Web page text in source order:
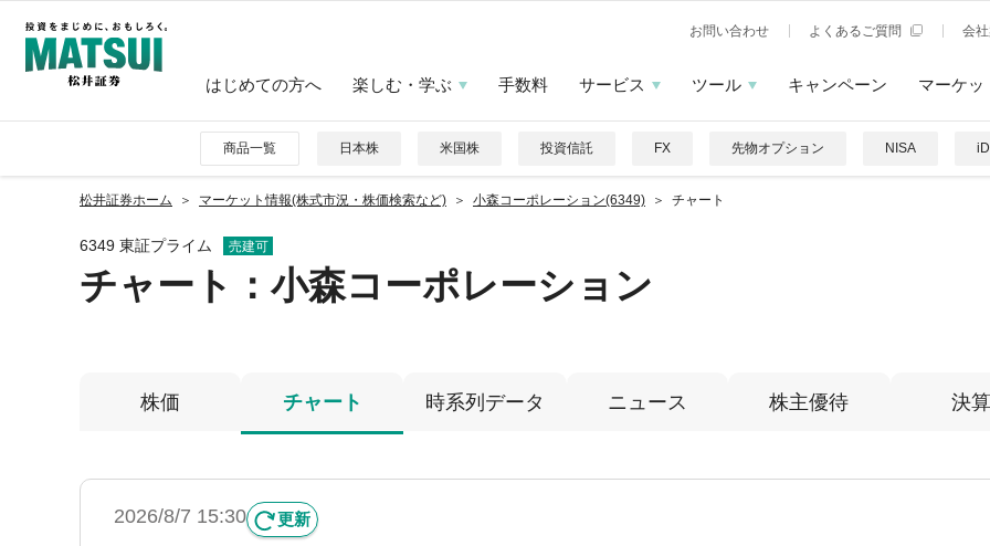
お問い合わせ よくあるご質問 会
はじめての方へ 楽しむ・学ぶ 手数料 サービス ツール キャンペーン マーケッ
商品一覧 日本株 米国株 投資信託 FX 先物オプション NISA
松井証券ホーム マーケット情報(株式市況・株価検索など) 小森コーポレーション(6349) チャート
6349 東証プライム 売建可
チャート：小森コーポレーション
株価 チャート 時系列データ ニュース 株主優待 決算
2026/8/7 15:30 更新